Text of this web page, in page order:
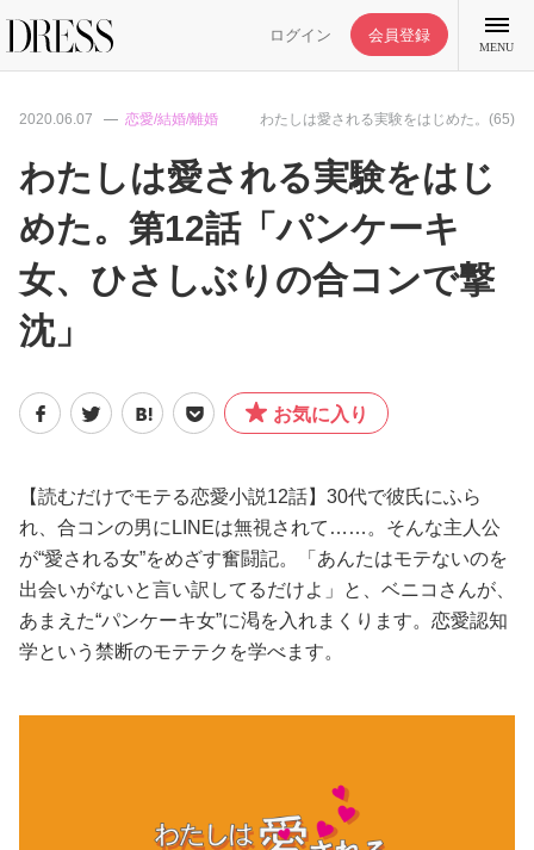
ログイン 会員登録
MENU
特集記事
DRESS部活
ファッション
恋愛/結婚/離婚
美容/健康
ワークスタイル
妊娠/出産/家族
2020.06.07 恋愛/結婚/離婚 わたしは愛される実験をはじめた。(65)
わたしは愛される実験をはじ
めた。第12話「パンケーキ
女、ひさしぶりの合コンで撃
沈」
お気に入り
【読むだけでモテる恋愛小説12話】30代で彼氏にふら
れ、合コンの男にLINEは無視されて……。そんな主人公
が“愛される女”をめざす奮闘記。「あんたはモテないのを
出会いがないと言い訳してるだけよ」と、ベニコさんが、
あまえた“パンケーキ女”に渇を入れまくります。恋愛認知
学という禁断のモテテクを学べます。